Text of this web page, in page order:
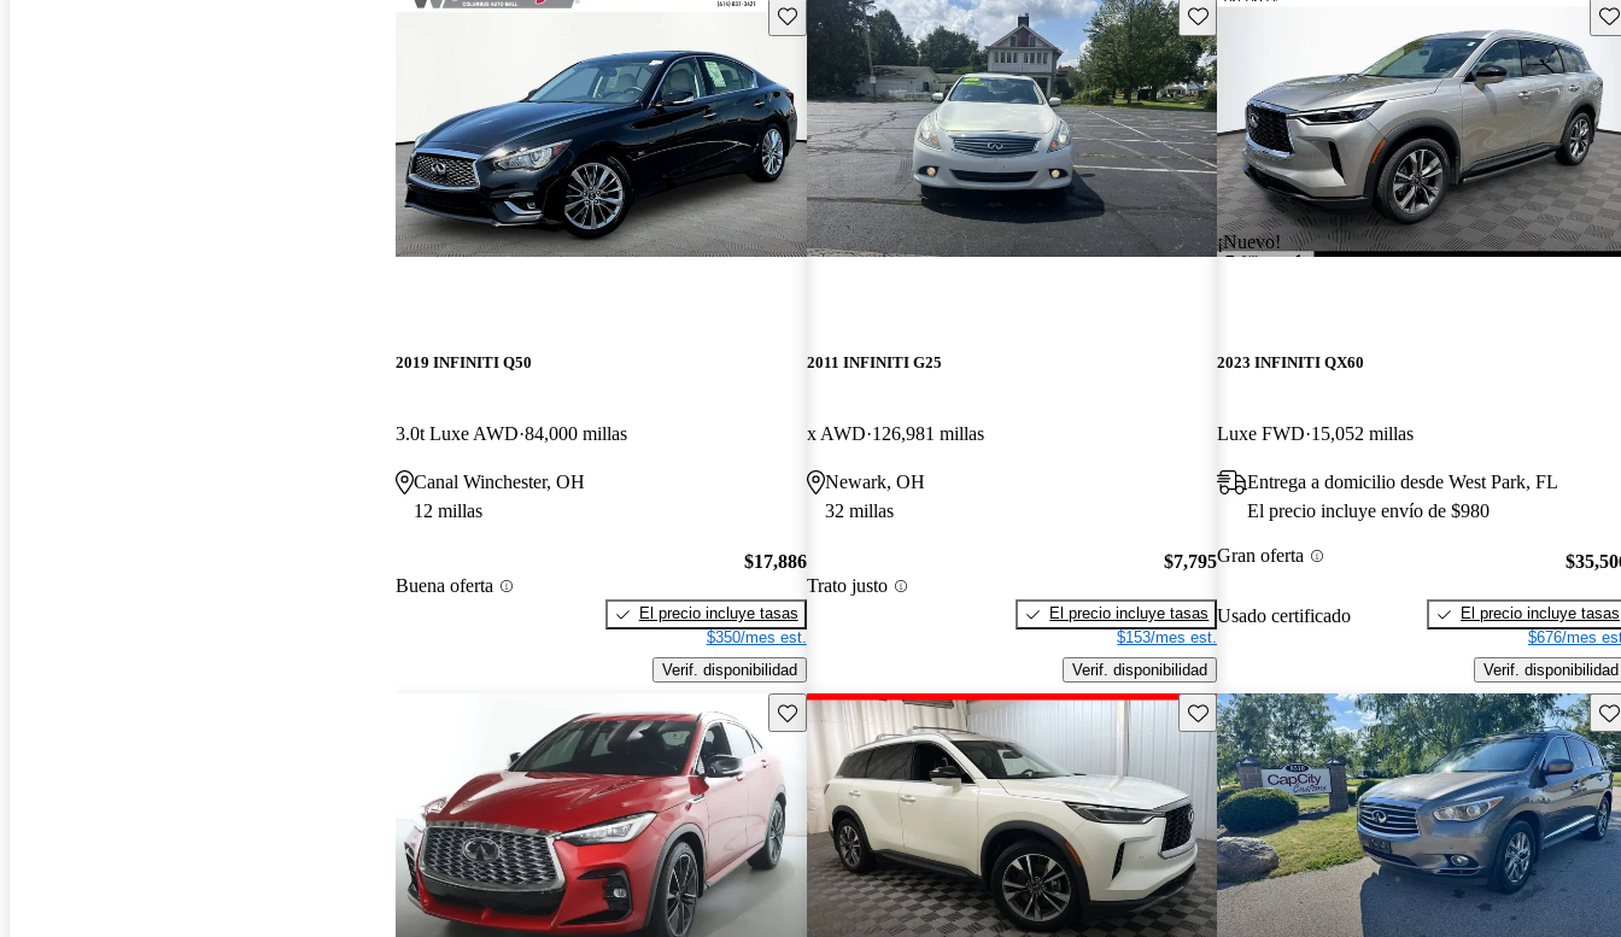
Guarda este Aviso
2019 INFINITI Q50
3.0t Luxe AWD 84,000 millas
Canal Winchester, OH
12 millas
Buena oferta
$17,886
El precio incluye tasas
$350/mes est.
Verif. disponibilidad
Guarda este Aviso
2011 INFINITI G25
x AWD 126,981 millas
Newark, OH
32 millas
Trato justo
$7,795
El precio incluye tasas
$153/mes est.
Verif. disponibilidad
¡Nuevo!
2023 INFINITI QX60
Luxe FWD 15,052 millas
Entrega a domicilio desde West Park, FL
El precio incluye envío de $980
Gran oferta
Usado certificado
El precio incluye tasas
$676/mes
Verif. disponibilidad
Guarda este Aviso Guarda este Aviso